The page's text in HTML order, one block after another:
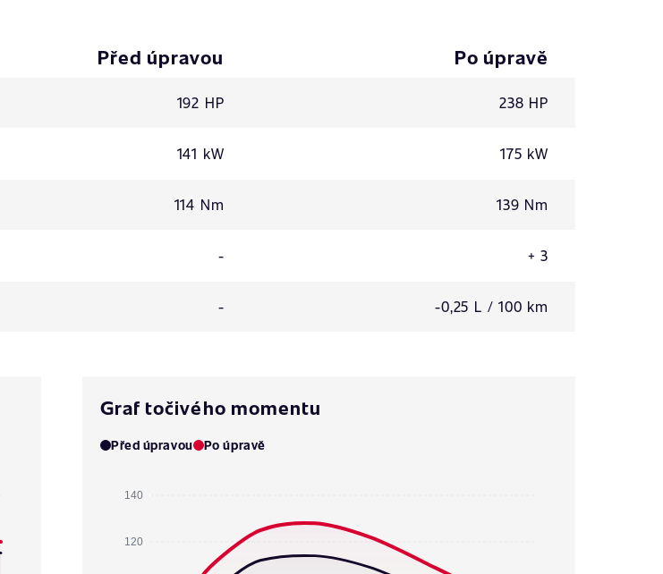
Před úpravou Po úpravě
192 HP 238 HP
141 kW 175 kW
114 Nm 139 Nm
- + 3
- -0,25 L / 100 km
Graf točivého momentu
Před úpravou Po úpravě
140
120